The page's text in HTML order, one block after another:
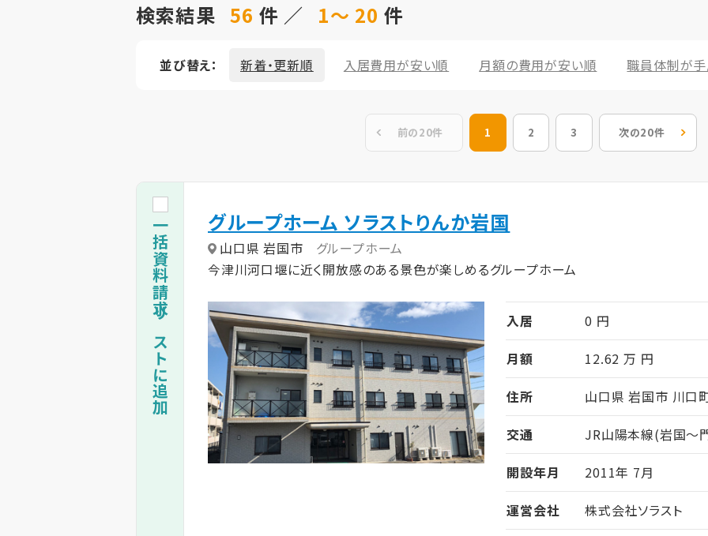
検索結果 56 件 ／ 1～ 20 件
並び替え： 新着・更新順 入居費用が安い順 月額の費用が安い順 職員体制が
前の20件 1 2 3 次の20件
グループホーム ソラストりんか岩国
山口県 岩国市
グループホーム
今津川河口堰に近く開放感のある景色が楽しめるグループホーム
入居
0 円
月額
12.62 万 円
住所
山口県 岩国市 川口
交通
JR山陽本線(岩国～
開設年月
2011年 7月
運営会社
株式会社ソラスト
一括資料請求リストに追加